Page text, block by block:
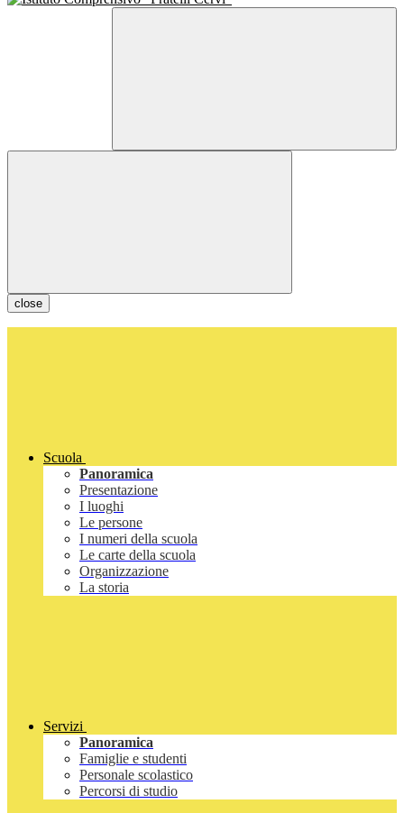
close
Scuola
Panoramica
Presentazione
I luoghi
Le persone
I numeri della scuola
Le carte della scuola
Organizzazione
La storia
Servizi
Panoramica
Famiglie e studenti
Personale scolastico
Percorsi di studio